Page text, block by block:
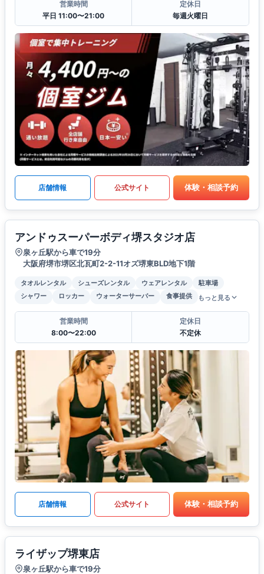
営業時間
平日 11:00〜21:00
定休日
毎週火曜日
店舗情報 公式サイト 体験・相談予約
アンドゥスーパーボディ堺スタジオ店
泉ヶ丘駅から車で19分
大阪府堺市堺区北瓦町2-2-11オズ堺東BLD地下1階
タオルレンタル シューズレンタル ウェアレンタル
駐車場
シャワー
ロッカー ウォーターサーバー 食事提供 もっと見る
営業時間
8:00〜22:00
定休日
不定休
店舗情報 公式サイト 体験・相談予約
ライザップ堺東店
泉ヶ丘駅から車で19分